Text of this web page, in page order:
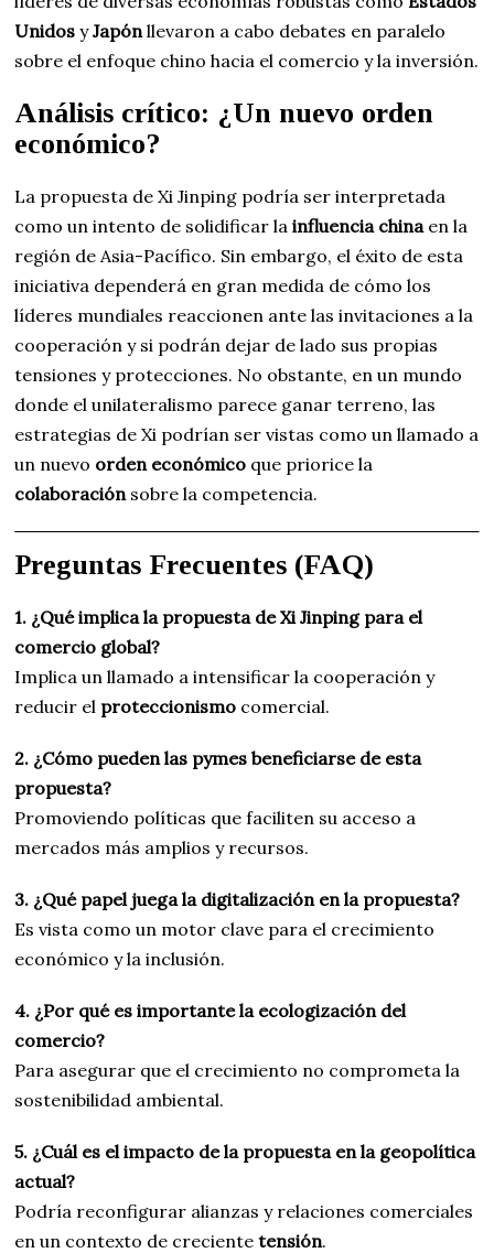
Unidos yJapónllevaron a cabo debates en paralelo
sobre el enfoque chino hacia el comercio y la inversión.
Análisis crítico: ¿Un nuevo orden
económico?
La propuesta de Xi Jinping podría ser interpretada
como un intento de solidificar lainfluencia chinaen la
región de Asia-Pacífico. Sin embargo, el éxito de esta
iniciativa dependerá en gran medida de cómo los
líderes mundiales reaccionen ante las invitaciones a la
cooperación y si podrán dejar de lado sus propias
tensiones y protecciones. No obstante, en un mundo
donde el unilateralismo parece ganar terreno, las
estrategias de Xi podrían ser vistas como un llamado a
un nuevo orden económico que priorice la
colaboraciónsobre la competencia.
Preguntas Frecuentes (FAQ)
1. ¿Qué implica la propuesta de Xi Jinping para el
comercio global?
Implica un llamado a intensificar la cooperación y
reducir el proteccionismo comercial.
2. ¿Cómo pueden las pymes beneficiarse de esta
propuesta?
Promoviendo políticas que faciliten su acceso a
mercados más amplios y recursos.
3. ¿Qué papel juega la digitalización en la propuesta?
Es vista como un motor clave para el crecimiento
económico y la inclusión.
4. ¿Por qué es importante la ecologización del
comercio?
Para asegurar que el crecimiento no comprometa la
sostenibilidad ambiental.
5. ¿Cuál es el impacto de la propuesta en la geopolítica
actual?
Podría reconfigurar alianzas y relaciones comerciales
en un contexto de crecientetensión.